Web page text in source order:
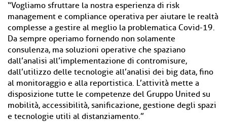
“Vogliamo sfruttare la nostra esperienza di risk
management e compliance operativa per aiutare le realtà
complesse a gestire al meglio la problematica Covid-19.
Da sempre operiamo fornendo non solamente
consulenza, ma soluzioni operative che spaziano
dall’analisi all’implementazione di contromisure,
dall’utilizzo delle tecnologie all’analisi dei big data, fino
al monitoraggio e alla reportistica. L’attività mette a
disposizione tutte le competenze del Gruppo United su
mobilità, accessibilità, sanificazione, gestione degli spazi
e tecnologie utili al distanziamento.”